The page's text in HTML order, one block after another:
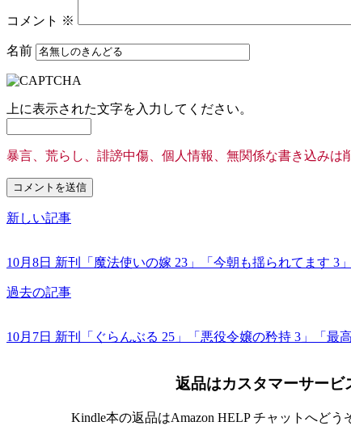
コメント ※
名前
上に表示された文字を入力してください。
暴言、荒らし、誹謗中傷、個人情報、無関係な書き込みは
新しい記事
10月8日 新刊「魔法使いの嫁 23」「今朝も揺られてます
過去の記事
10月7日 新刊「ぐらんぶる 25」「悪役令嬢の矜持 3」「
返品はカスタマーサービ
Kindle本の返品はAmazon HELP チャットへどう